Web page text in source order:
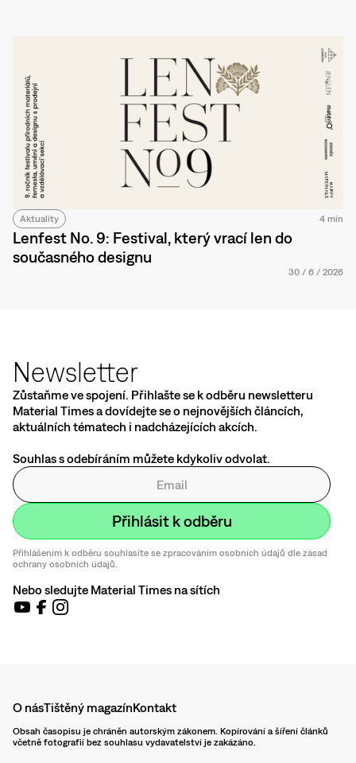
Aktuality 4 min
Lenfest No. 9: Festival, který vrací len do
současného designu
30 / 6 / 2026
Newsletter
Zůstaňme ve spojení. Přihlašte se k odběru newsletteru
Material Times a dovídejte se o nejnovějších článcích,
aktuálních tématech i nadcházejících akcích.
Souhlas s odebíráním můžete kdykoliv odvolat.
Přihlášením k odběru souhlasíte se zpracováním osobních údajů dle zásad
ochrany osobních údajů.
Nebo sledujte Material Times na sítích
O násTištěný magazínKontakt
Obsah časopisu je chráněn autorským zákonem. Kopírování a šíření článků
včetně fotografií bez souhlasu vydavatelství je zakázáno.